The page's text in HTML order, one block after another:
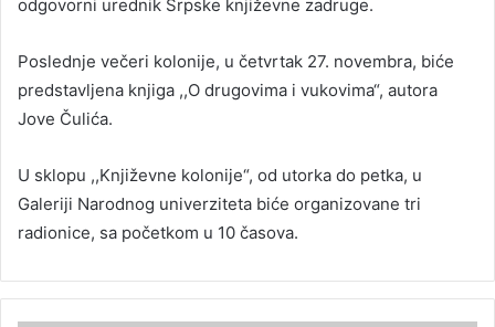
odgovorni urednik Srpske književne zadruge.
Poslednje večeri kolonije, u četvrtak 27. novembra, biće
predstavljena knjiga ,,O drugovima i vukovima“, autora
Jove Čulića.
U sklopu ,,Književne kolonije“, od utorka do petka, u
Galeriji Narodnog univerziteta biće organizovane tri
radionice, sa početkom u 10 časova.